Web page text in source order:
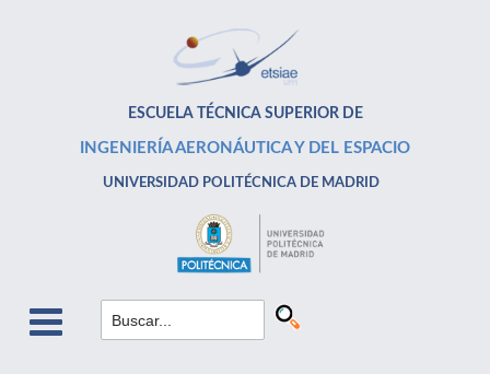
ESCUELA TÉCNICA SUPERIOR DE
INGENIERÍA AERONÁUTICA Y DEL ESPACIO
UNIVERSIDAD POLITÉCNICA DE MADRID